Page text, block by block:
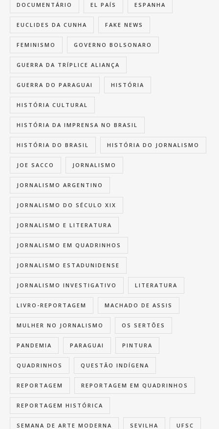
DOCUMENTÁRIO EL PAÍS ESPANHA
EUCLIDES DA CUNHA FAKE NEWS
FEMINISMO GOVERNO BOLSONARO
GUERRA DA TRÍPLICE ALIANÇA
GUERRA DO PARAGUAI HISTÓRIA
HISTÓRIA CULTURAL
HISTÓRIA DA IMPRENSA NO BRASIL
HISTÓRIA DO BRASIL HISTÓRIA DO JORNALISMO
JOE SACCO JORNALISMO
JORNALISMO ARGENTINO
JORNALISMO DO SÉCULO XIX
JORNALISMO E LITERATURA
JORNALISMO EM QUADRINHOS
JORNALISMO ESTADUNIDENSE
JORNALISMO INVESTIGATIVO LITERATURA
LIVRO-REPORTAGEM MACHADO DE ASSIS
MULHER NO JORNALISMO OS SERTÕES
PANDEMIA PARAGUAI PINTURA
QUADRINHOS QUESTÃO INDÍGENA
REPORTAGEM REPORTAGEM EM QUADRINHOS
REPORTAGEM HISTÓRICA
SEMANA DE ARTE MODERNA SEVILHA UFSC